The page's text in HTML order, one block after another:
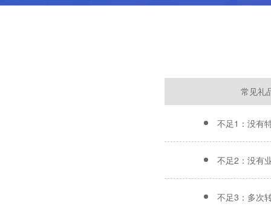
常见礼
不足1：没有
不足2：没有
不足3：多次